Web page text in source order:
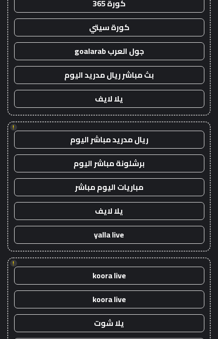
كورة 365
كورة سيتي
جول العرب goalarab
بث مباشر ريال مدريد اليوم
يلا لايف
!
ريال مدريد مباشر اليوم
برشلونة مباشر اليوم
مباريات اليوم مباشر
يلا لايف
yalla live
!
koora live
koora live
يلا شوت